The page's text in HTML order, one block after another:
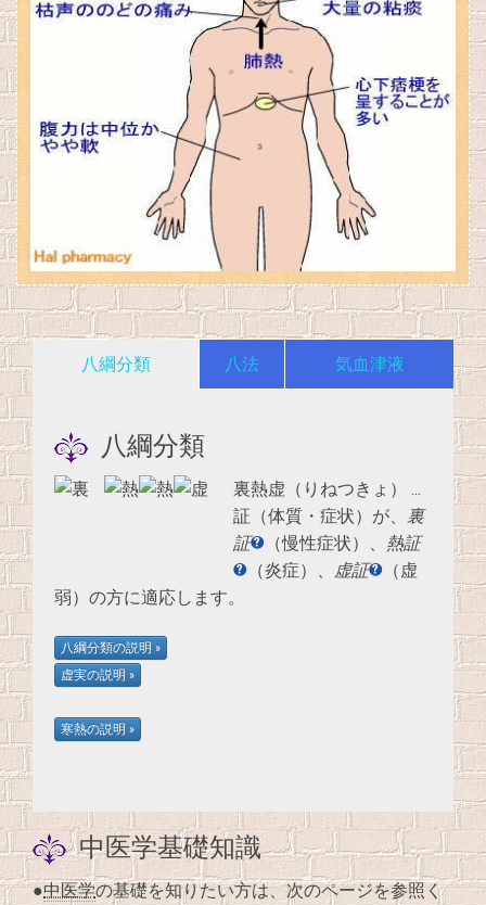
八綱分類 八法 気血津液
八綱分類
裏熱虚（りねつきょ）
…
証（体質・症状）が、 裏
証
（慢性症状）、 熱証
（炎症）、 虚証
（虚
弱）の方に適応します。
中医学基礎知識
●中医学の基礎を知りたい方は、次のページを参照く